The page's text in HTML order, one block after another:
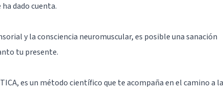
dado cuenta.
y la consciencia neuromuscular, es posible una sanación
tu presente.
es un método científico que te acompaña en el camino a